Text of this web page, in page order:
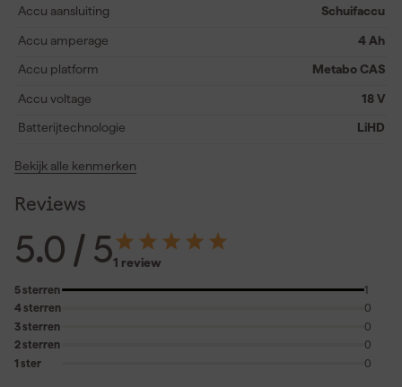
zodat de accu fris blijft voor de volgende klus. Elektronica
levensduur verlengen. Het processorgestuurde laad en
ontlaadmanagement houdt de prestaties gelijkmatig en via de
opslag blijft de zelfontlading nagenoeg nul en binnen het CAS
accu systeem wissel je hem eenvoudig tussen 18 V machines en
Accu aansluiting
Schuifaccu
Accu amperage 4 Ah
Accu platform Metabo CAS
Accu voltage 18 V
Batterijtechnologie LiHD
Bekijk alle kenmerken
Reviews
5.0 / 51 review
5 sterren
1
4 sterren
0
3 sterren
0
2 sterren
0
1 ster
0